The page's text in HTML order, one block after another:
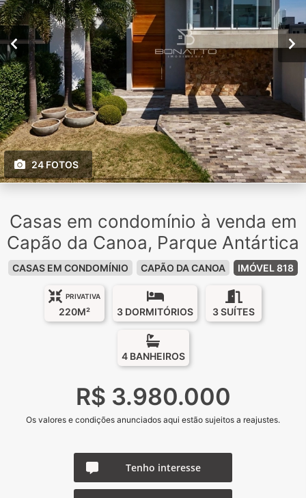
24 FOTOS
Casas em condomínio à venda em
Capão da Canoa, Parque Antártica
CASAS EM CONDOMÍNIO CAPÃO DA CANOA IMÓVEL 818
PRIVATIVA
220M² 3 DORMITÓRIOS 3 SUÍTES
4 BANHEIROS
R$ 3.980.000
Os valores e condições anunciados aqui estão sujeitos a reajustes.
Tenho interesse